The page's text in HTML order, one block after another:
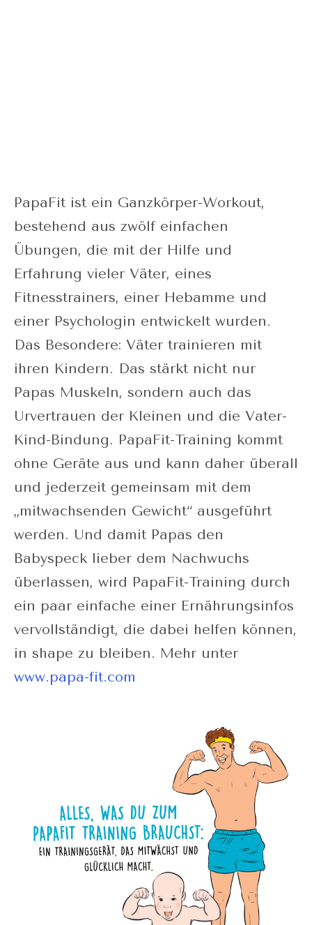
PapaFit ist ein Ganzkörper-Workout,
bestehend aus zwölf einfachen
Übungen, die mit der Hilfe und
Erfahrung vieler Väter, eines
Fitnesstrainers, einer Hebamme und
einer Psychologin entwickelt wurden.
Das Besondere: Väter trainieren mit
ihren Kindern. Das stärkt nicht nur
Papas Muskeln, sondern auch das
Urvertrauen der Kleinen und die Vater-
Kind-Bindung. PapaFit-Training kommt
ohne Geräte aus und kann daher überall
und jederzeit gemeinsam mit dem
„mitwachsenden Gewicht“ ausgeführt
werden. Und damit Papas den
Babyspeck lieber dem Nachwuchs
überlassen, wird PapaFit-Training durch
ein paar einfache einer Ernährungsinfos
vervollständigt, die dabei helfen können,
in shape zu bleiben. Mehr unter
www.papa-fit.com